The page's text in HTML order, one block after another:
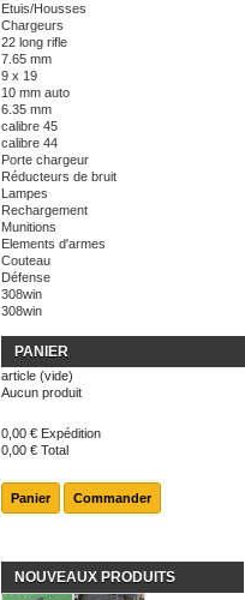
Etuis/Housses
Chargeurs
22 long rifle
7.65 mm
9 x 19
10 mm auto
6.35 mm
calibre 45
calibre 44
Porte chargeur
Réducteurs de bruit
Lampes
Rechargement
Munitions
Elements d'armes
Couteau
Défense
308win
308win
PANIER
article (vide)
Aucun produit
0,00 € Expédition
0,00 € Total
Panier Commander
NOUVEAUX PRODUITS